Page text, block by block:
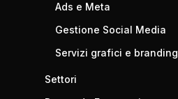
Ads e Meta
Gestione Social Media
Servizi grafici e branding
Settori